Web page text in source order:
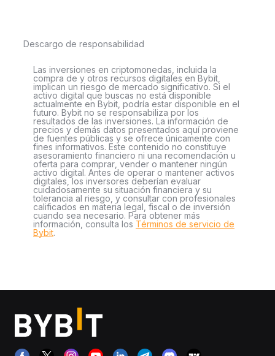
Descargo de responsabilidad
Las inversiones en criptomonedas, incluida la
compra de y otros recursos digitales en Bybit,
implican un riesgo de mercado significativo. Si el
activo digital que buscas no está disponible
actualmente en Bybit, podría estar disponible en el
futuro. Bybit no se responsabiliza por los
resultados de las inversiones. La información de
precios y demás datos presentados aquí proviene
de fuentes públicas y se ofrece únicamente con
fines informativos. Este contenido no constituye
asesoramiento financiero ni una recomendación u
oferta para comprar, vender o mantener ningún
activo digital. Antes de operar o mantener activos
digitales, los inversores deberían evaluar
cuidadosamente su situación financiera y su
tolerancia al riesgo, y consultar con profesionales
calificados en materia legal, fiscal o de inversión
cuando sea necesario. Para obtener más
información, consulta los Términos de servicio de
Bybit.